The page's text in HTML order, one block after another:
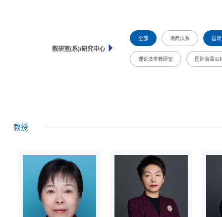
教研室(系)/研究中心
全部 海商法系 国
理论法学教研室 国际海事公
教授